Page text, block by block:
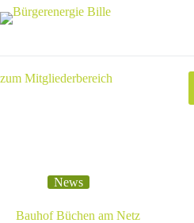
zum Mitgliederbereich
News
Bauhof Büchen am Netz